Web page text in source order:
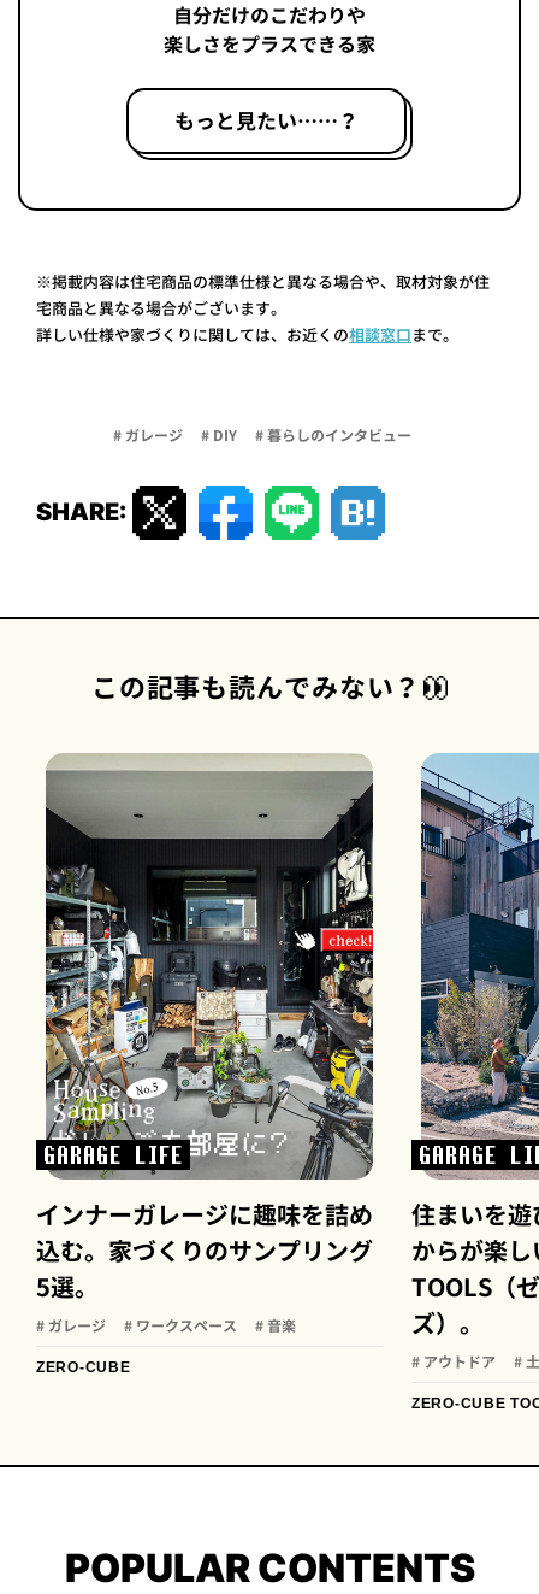
自分だけのこだわりや
楽しさをプラスできる家
もっと見たい……？
※掲載内容は住宅商品の標準仕様と異なる場合や、取材対象が住
宅商品と異なる場合がございます。
詳しい仕様や家づくりに関しては、お近くの相談窓口まで。
# ガレージ # DIY # 暮らしのインタビュー
SHARE:
この記事も読んでみない？
GARAGE LIFE
インナーガレージに趣味を詰め
込む。家づくりのサンプリング
5選。
# ガレージ # ワークスペース # 音楽
ZERO-CUBE
GARAGE
住まいを
からが楽
TOOLS（
ズ）。
# アウトドア #
ZERO-CUBE
POPULAR CONTENTS